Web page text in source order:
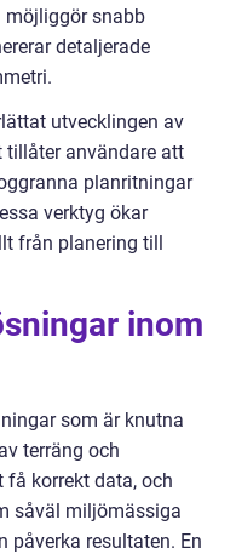
möjliggör snabb
detaljerade
utvecklingen av
tillåter användare att
planritningar
verktyg ökar
från planering till
inom
som är knutna
terräng och
få korrekt data, och
såväl miljömässiga
påverka resultaten. En